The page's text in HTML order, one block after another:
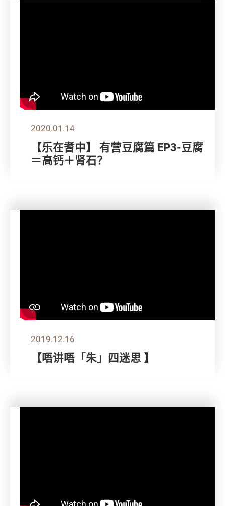
2020.01.14
【乐在耆中】 有营豆腐篇 EP3-豆腐
＝高钙＋肾石？
2019.12.16
【唔讲唔「朱」四迷思 】